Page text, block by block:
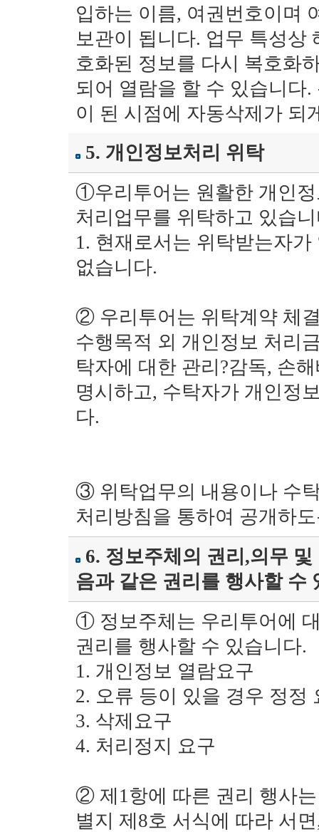
입하는 이름, 여권번호이며
보관이 됩니다. 업무 특성상
호화된 정보를 다시 복호화
되어 열람을 할 수 있습니다
이 된 시점에 자동삭제가 되
5. 개인정보처리 위탁
①우리투어는 원활한 개인
처리업무를 위탁하고 있습
1. 현재로서는 위탁받는자
없습니다.
② 우리투어는 위탁계약 체
수행목적 외 개인정보 처리
탁자에 대한 관리?감독, 손
명시하고, 수탁자가 개인정
다.
③ 위탁업무의 내용이나 수
처리방침을 통하여 공개하
6. 정보주체의 권리,의무
음과 같은 권리를 행사할 수
① 정보주체는 우리투어에
권리를 행사할 수 있습니다.
1. 개인정보 열람요구
2. 오류 등이 있을 경우 정정
3. 삭제요구
4. 처리정지 요구
② 제1항에 따른 권리 행사
별지 제8호 서식에 따라 서